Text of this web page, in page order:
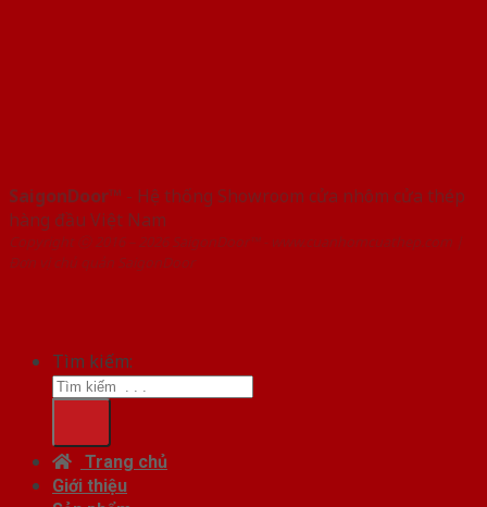
SaigonDoor™ - Hệ thống Showroom cửa nhôm cửa thép
hàng đầu Việt Nam
Copyright ⓒ 2016 – 2026 SaigonDoor™ - www.cuanhomcuathep.com |
Đơn vị chủ quản SaigonDoor
Tìm kiếm:
Trang chủ
Giới thiệu